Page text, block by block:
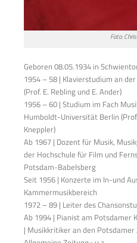
Foto:
Geboren 08.05.1934 in
1954 – 58 | Klavierstudium an
(Prof. E. Rebling und E. Ander)
1956 – 60 | Studium im Fach
Humboldt-Universität Berlin
Kneppler)
Ab 1967 | Dozent für Musik,
der Hochschule für Film und
Potsdam-Babelsberg
Seit 1956 | Konzerte im In-und
Kammermusikbereich
1972 – 89 | Leiter des
Ab 1994 | Pianist am Potsdamer
| Musikkritiker an den